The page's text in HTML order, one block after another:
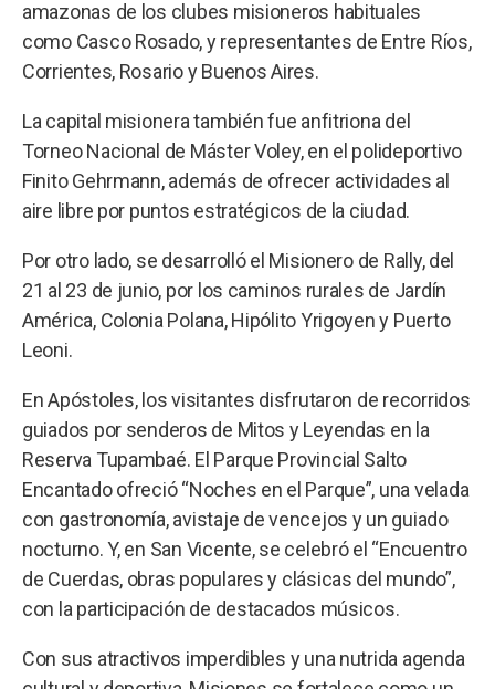
amazonas de los clubes misioneros habituales
como Casco Rosado, y representantes de Entre Ríos,
Corrientes, Rosario y Buenos Aires.
La capital misionera también fue anfitriona del
Torneo Nacional de Máster Voley, en el polideportivo
Finito Gehrmann, además de ofrecer actividades al
aire libre por puntos estratégicos de la ciudad.
Por otro lado, se desarrolló el Misionero de Rally, del
21 al 23 de junio, por los caminos rurales de Jardín
América, Colonia Polana, Hipólito Yrigoyen y Puerto
Leoni.
En Apóstoles, los visitantes disfrutaron de recorridos
guiados por senderos de Mitos y Leyendas en la
Reserva Tupambaé. El Parque Provincial Salto
Encantado ofreció “Noches en el Parque”, una velada
con gastronomía, avistaje de vencejos y un guiado
nocturno. Y, en San Vicente, se celebró el “Encuentro
de Cuerdas, obras populares y clásicas del mundo”,
con la participación de destacados músicos.
Con sus atractivos imperdibles y una nutrida agenda